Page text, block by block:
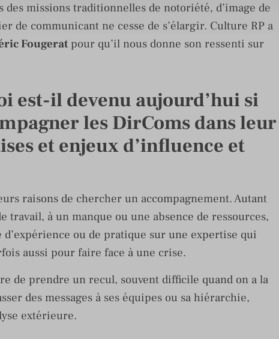
missions traditionnelles de notoriété, d’image de
de communicant ne cesse de s’élargir. Culture RP a
Fougeratpour qu’il nous donne son ressenti sur
est-il devenu aujourd’hui si
les DirComs dans leur
et enjeux d’influence et
raisons de chercher un accompagnement. Autant
travail, à un manque ou une absence de ressources,
ou de pratique sur une expertise qui
aussi pour faire face à une crise.
de prendre un recul, souvent difficile quand on a la
des messages à ses équipes ou sa hiérarchie,
extérieure.